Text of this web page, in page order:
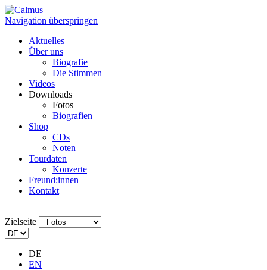
Navigation überspringen
Aktuelles
Über uns
Biografie
Die Stimmen
Videos
Downloads
Fotos
Biografien
Shop
CDs
Noten
Tourdaten
Konzerte
Freund:innen
Kontakt
Zielseite
DE
EN